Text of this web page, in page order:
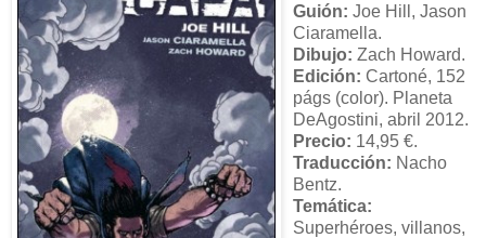
Guión: Joe Hill, Jason
Ciaramella.
Dibujo: Zach Howard.
Edición: Cartoné, 152
págs (color). Planeta
DeAgostini, abril 2012.
Precio: 14,95 €.
Traducción: Nacho
Bentz.
Temática:
Superhéroes, villanos,